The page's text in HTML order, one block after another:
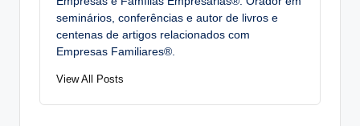
seminários, conferências e autor de livros e
centenas de artigos relacionados com
Empresas Familiares®.
View All Posts